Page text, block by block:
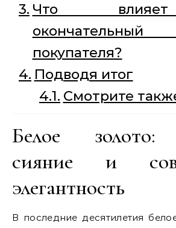
Что
покупателя?
Подводя итог
Смотрите
Белое золото:
сияние и
элегантность
В последние десятилетия